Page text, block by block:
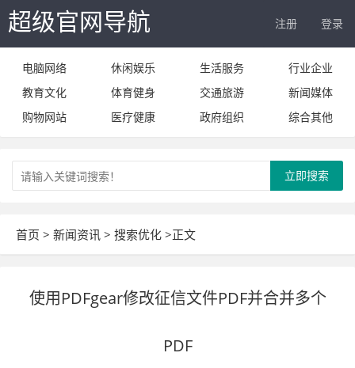
超级官网导航 注册 登录
电脑网络 休闲娱乐 生活服务
行业企业
教育文化
体育健身 交通旅游
新闻媒体
购物网站
医疗健康 政府组织 综合其他
立即搜索
首页 > 新闻资讯 > 搜索优化 >正文
使用PDFgear修改征信文件PDF并合并多个
PDF